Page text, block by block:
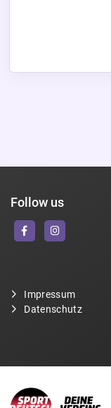
Follow us
Impressum
Datenschutz